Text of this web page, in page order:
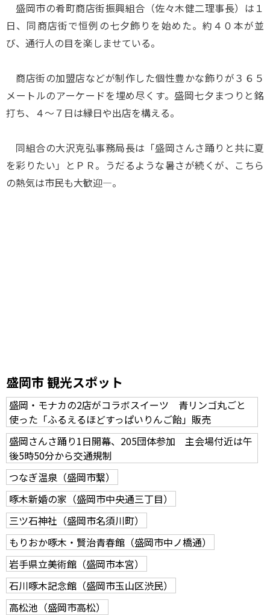
盛岡市の肴町商店街振興組合（佐々木健二理事長）は１
日、同商店街で恒例の七夕飾りを始めた。約４０本が並
び、通行人の目を楽しませている。
商店街の加盟店などが制作した個性豊かな飾りが３６５
メートルのアーケードを埋め尽くす。盛岡七夕まつりと銘
打ち、４～７日は縁日や出店を構える。
同組合の大沢克弘事務局長は「盛岡さんさ踊りと共に夏
を彩りたい」とＰＲ。うだるような暑さが続くが、こちら
の熱気は市民も大歓迎―。
盛岡市 観光スポット
盛岡・モナカの2店がコラボスイーツ 青リンゴ丸ごと
使った「ふるえるほどすっぱいりんご飴」販売
盛岡さんさ踊り1日開幕、205団体参加 主会場付近は午
後5時50分から交通規制
つなぎ温泉（盛岡市繋）
啄木新婚の家（盛岡市中央通三丁目）
三ツ石神社（盛岡市名須川町）
もりおか啄木・賢治青春館（盛岡市中ノ橋通）
岩手県立美術館（盛岡市本宮）
石川啄木記念館（盛岡市玉山区渋民）
高松池（盛岡市高松）